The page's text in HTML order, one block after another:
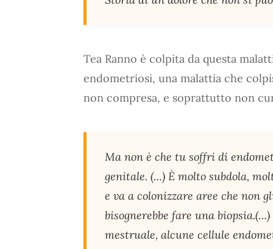
Tea Ranno è colpita da questa
endometriosi, una malattia che
non compresa, e soprattutto non
Ma non è che tu soffri di
genitale. (…) È molto subdola,
e va a colonizzare aree che non
bisognerebbe fare una
mestruale, alcune cellule